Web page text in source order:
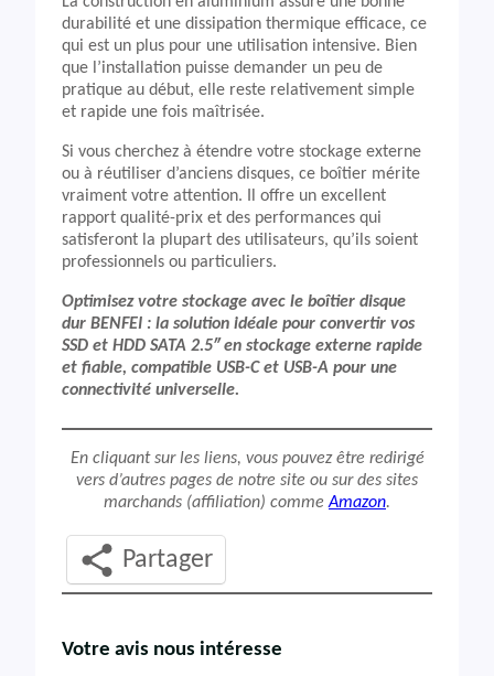
durabilité et une dissipation thermique efficace, ce
qui est un plus pour une utilisation intensive. Bien
que l’installation puisse demander un peu de
pratique au début, elle reste relativement simple
et rapide une fois maîtrisée.
Si vous cherchez à étendre votre stockage externe
ou à réutiliser d’anciens disques, ce boîtier mérite
vraiment votre attention. Il offre un excellent
rapport qualité-prix et des performances qui
satisferont la plupart des utilisateurs, qu’ils soient
professionnels ou particuliers.
Optimisez votre stockage avec le boîtier disque
dur BENFEI : la solution idéale pour convertir vos
SSD et HDD SATA 2.5″ en stockage externe rapide
et fiable, compatible USB-C et USB-A pour une
connectivité universelle.
En cliquant sur les liens, vous pouvez être redirigé
vers d’autres pages de notre site ou sur des sites
marchands (affiliation) commeAmazon.
Partager
Votre avis nous intéresse